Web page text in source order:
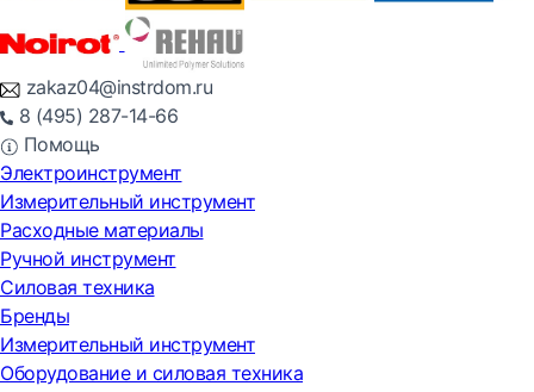
zakaz04@instrdom.ru
8 (495) 287-14-66
Помощь
Электроинструмент
Измерительный инструмент
Расходные материалы
Ручной инструмент
Силовая техника
Бренды
Измерительный инструмент
Оборудование и силовая техника